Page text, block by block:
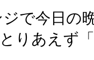
で今日の
あえず「